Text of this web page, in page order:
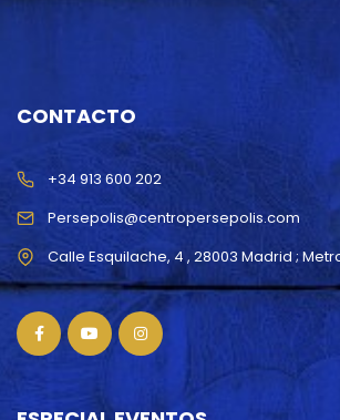
CONTACTO
Persepolis@centropersepolis.com
+34 913 600 202